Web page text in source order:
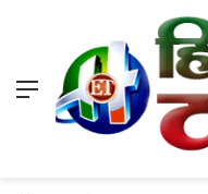
Menu